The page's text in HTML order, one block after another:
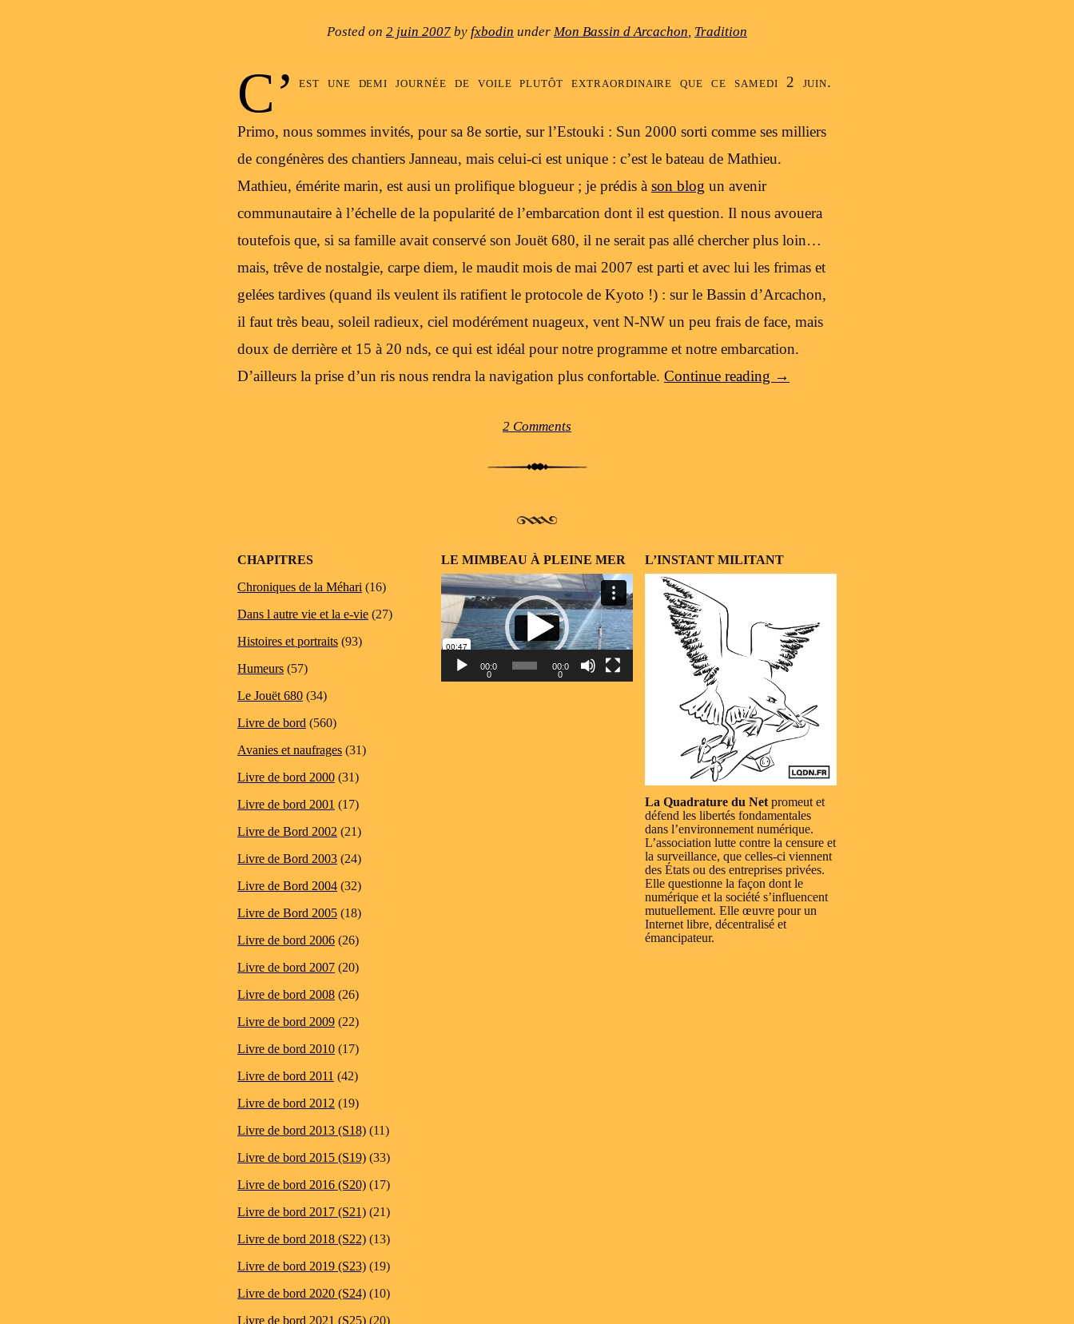
Posted on 2 juin 2007 by fxbodin under Mon Bassin d Arcachon, Tradition
C’ est une demi journée de voile plutôt extraordinaire que ce samedi 2 juin.
Primo, nous sommes invités, pour sa 8e sortie, sur l’Estouki : Sun 2000 sorti comme ses milliers
de congénères des chantiers Janneau, mais celui-ci est unique : c’est le bateau de Mathieu.
Mathieu, émérite marin, est ausi un prolifique blogueur ; je prédis à son blog un avenir
communautaire à l’échelle de la popularité de l’embarcation dont il est question. Il nous avouera
toutefois que, si sa famille avait conservé son Jouët 680, il ne serait pas allé chercher plus loin…
mais, trêve de nostalgie, carpe diem, le maudit mois de mai 2007 est parti et avec lui les frimas et
gelées tardives (quand ils veulent ils ratifient le protocole de Kyoto !) : sur le Bassin d’Arcachon,
il faut très beau, soleil radieux, ciel modérément nuageux, vent N-NW un peu frais de face, mais
doux de derrière et 15 à 20 nds, ce qui est idéal pour notre programme et notre embarcation.
D’ailleurs la prise d’un ris nous rendra la navigation plus confortable. Continue reading →
2 Comments
CHAPITRES
Chroniques de la Méhari (16)
Dans l autre vie et la e-vie (27)
Histoires et portraits (93)
Humeurs (57)
Le Jouët 680 (34)
Livre de bord (560)
Avanies et naufrages (31)
Livre de bord 2000 (31)
Livre de bord 2001 (17)
Livre de Bord 2002 (21)
Livre de Bord 2003 (24)
Livre de Bord 2004 (32)
Livre de Bord 2005 (18)
Livre de bord 2006 (26)
Livre de bord 2007 (20)
Livre de bord 2008 (26)
Livre de bord 2009 (22)
Livre de bord 2010 (17)
Livre de bord 2011 (42)
Livre de bord 2012 (19)
Livre de bord 2013 (S18) (11)
Livre de bord 2015 (S19) (33)
Livre de bord 2016 (S20) (17)
Livre de bord 2017 (S21) (21)
Livre de bord 2018 (S22) (13)
Livre de bord 2019 (S23) (19)
Livre de bord 2020 (S24) (10)
Livre de bord 2021 (S25) (20)
LE MIMBEAU À PLEINE MER
Lecteur
vidéo
00:0
0
00:0
0
L’INSTANT MILITANT
La Quadrature du Net promeut et
défend les libertés fondamentales
dans l’environnement numérique.
L’association lutte contre la censure et
la surveillance, que celles-ci viennent
des États ou des entreprises privées.
Elle questionne la façon dont le
numérique et la société s’influencent
mutuellement. Elle œuvre pour un
Internet libre, décentralisé et
émancipateur.